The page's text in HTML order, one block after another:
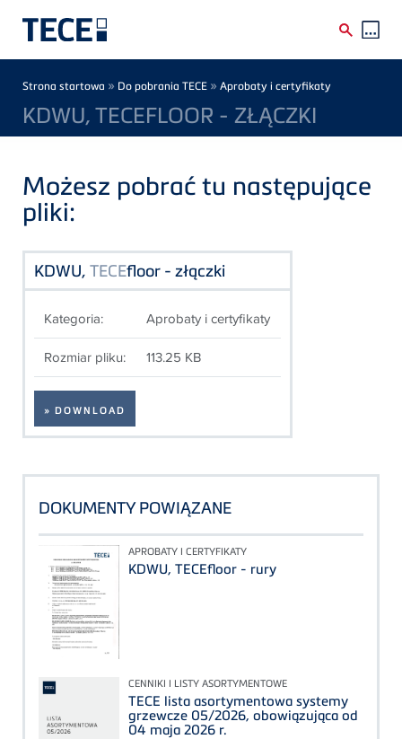
Breadcrumb
Strona startowa » Do pobrania TECE » Aprobaty i certyfikaty
KDWU, TECEFLOOR - ZŁĄCZKI
Możesz pobrać tu następujące
pliki:
KDWU, TECEfloor - złączki
Kategoria: Aprobaty i certyfikaty
Rozmiar pliku: 113.25 KB
» DOWNLOAD
DOKUMENTY POWIĄZANE
APROBATY I CERTYFIKATY
KDWU, TECEfloor - rury
CENNIKI I LISTY ASORTYMENTOWE
TECE lista asortymentowa systemy
grzewcze 05/2026, obowiązująca od
04 maja 2026 r.